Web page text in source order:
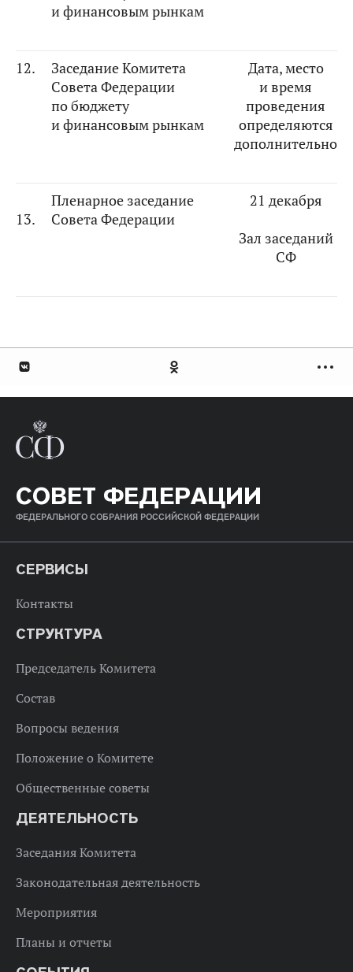
и финансовым рынкам
12.
Заседание Комитета
Совета Федерации
по бюджету
и финансовым рынкам
Дата, место
и время
проведения
определяются
дополнительно
13.
Пленарное заседание
Совета Федерации
21 декабря
Зал заседаний
СФ
СОВЕТ ФЕДЕРАЦИИ
ФЕДЕРАЛЬНОГО СОБРАНИЯ РОССИЙСКОЙ ФЕДЕРАЦИИ
СЕРВИСЫ
Контакты
СТРУКТУРА
Председатель Комитета
Состав
Вопросы ведения
Положение о Комитете
Общественные советы
ДЕЯТЕЛЬНОСТЬ
Заседания Комитета
Законодательная деятельность
Мероприятия
Планы и отчеты